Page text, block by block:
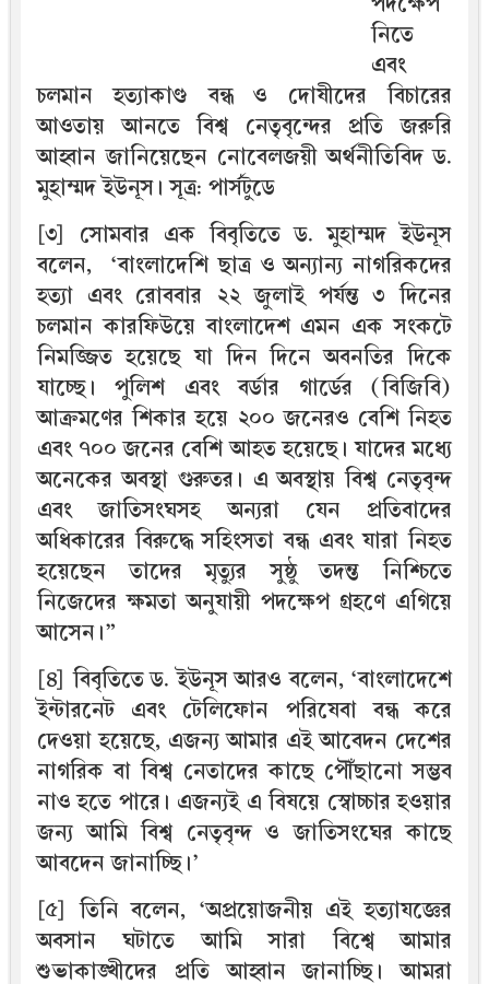
নিতে
এবং
চলমান হত্যাকাণ্ড বন্ধ ও দোষীদের বিচারের
আওতায় আনতে বিশ্ব নেতৃবৃন্দের প্রতি জরুরি
আহ্বান জানিয়েছেন নোবেলজয়ী অর্থনীতিবিদ ড.
মুহাম্মদ ইউনূস। সূত্র: পার্সটুডে
[৩] সোমবার এক বিবৃতিতে ড. মুহাম্মদ ইউনূস
বলেন, ‘বাংলাদেশি ছাত্র ও অন্যান্য নাগরিকদের
হত্যা এবং রোববার ২২ জুলাই পর্যন্ত ৩ দিনের
চলমান কারফিউয়ে বাংলাদেশ এমন এক সংকটে
নিমজ্জিত হয়েছে যা দিন দিনে অবনতির দিকে
যাচ্ছে। পুলিশ এবং বর্ডার গার্ডের (বিজিবি)
আক্রমণের শিকার হয়ে ২০০ জনেরও বেশি নিহত
এবং ৭০০ জনের বেশি আহত হয়েছে। যাদের মধ্যে
অনেকের অবস্থা গুরুতর। এ অবস্থায় বিশ্ব নেতৃবৃন্দ
এবং জাতিসংঘসহ অন্যরা যেন প্রতিবাদের
অধিকারের বিরুদ্ধে সহিংসতা বন্ধ এবং যারা নিহত
হয়েছেন তাদের মৃত্যুর সুষ্ঠু তদন্ত নিশ্চিতে
নিজেদের ক্ষমতা অনুযায়ী পদক্ষেপ গ্রহণে এগিয়ে
আসেন।”
[৪] বিবৃতিতে ড. ইউনূস আরও বলেন, ‘বাংলাদেশে
ইন্টারনেট এবং টেলিফোন পরিষেবা বন্ধ করে
দেওয়া হয়েছে, এজন্য আমার এই আবেদন দেশের
নাগরিক বা বিশ্ব নেতাদের কাছে পৌঁছানো সম্ভব
নাও হতে পারে। এজন্যই এ বিষয়ে স্বোচ্চার হওয়ার
জন্য আমি বিশ্ব নেতৃবৃন্দ ও জাতিসংঘের কাছে
আবদেন জানাচ্ছি।’
[৫] তিনি বলেন, ‘অপ্রয়োজনীয় এই হত্যাযজ্ঞের
অবসান ঘটাতে আমি সারা বিশ্বে আমার
শুভাকাঙ্খীদের প্রতি আহ্বান জানাচ্ছি। আমরা